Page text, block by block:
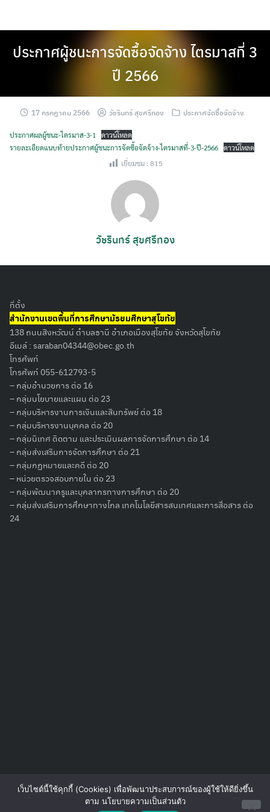
content
Search
ประกาศผู้ชนะการจัดซื้อจัดจ้าง ไตรมาสที่ 3
ปี 2566
17 กรกฎาคม 2566 วัชรินทร์ สุขศรีทอง ประกาศจัดซื้อจัดจ้าง
ประกาศผลผู้ชนะ-ไตรมาส-3-1
ดาวน์โหลด
รายละเอียดแนบท้ายประกาศผู้ชนะการจัดซื้อจัดจ้าง-ไตรมาสที่-3-ปี-2566 ดาวน์โหลด
เยี่ยมชม : 815
วัชรินทร์ สุขศรีทอง
ที่ตั้ง
สำนักงานเขตพื้นที่การศึกษามัธยมศึกษาสุโขทัย
138 ถนนสิงหวัฒน์ ตำบลธานี อำเภอเมืองสุโขทัย จังหวัดสุโขทัย
อีเมล์ : saraban04344@obec.go.th
โทรศัพท์
โทรศัพท์ 055-612793-5
– กลุ่มอำนวยการ ต่อ 16
– กลุ่มนโยบายและแผน ต่อ 23
– กลุ่มบริหารงานการเงินและสินทรัพย์ ต่อ 18
– กลุ่มบริหารงานบุคคล ต่อ 20
– กลุ่มนิเทศ ติดตาม และประเมินผลการจัดการศึกษา ต่อ 14
– กลุ่มส่งเสริมการจัดการศึกษา ต่อ 21
– กลุ่มกฏหมายและคดี ต่อ 20
– หน่วยตรวจสอบภายใน ต่อ 23
– กลุ่มพัฒนาครูและบุคลากรทางการศึกษา ต่อ 20
– กลุ่มส่งเสริมการศึกษาทางไกล เทคโนโลยีสารสนเทศและการสื่อสาร ต่อ
24
เว็บไซต์นี้ใช้คุกกี้ (Cookies) เพื่อพัฒนาประสบการณ์ของผู้ใช้ให้ดียิ่งขึ้น
ตาม นโยบายความเป็นส่วนตัว
Contact us